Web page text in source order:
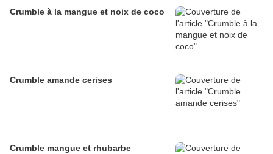
Crumble à la mangue et noix de coco
Crumble amande cerises
Crumble mangue et rhubarbe